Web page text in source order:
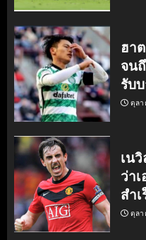
ฮา
จน
รับ
ตุลา
เน
ว่า
สำเ
ตุล